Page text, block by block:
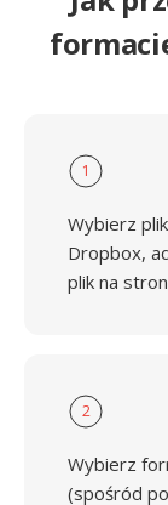
1
Wybierz
Dropbox,
plik na
2
Wybierz
(spośród